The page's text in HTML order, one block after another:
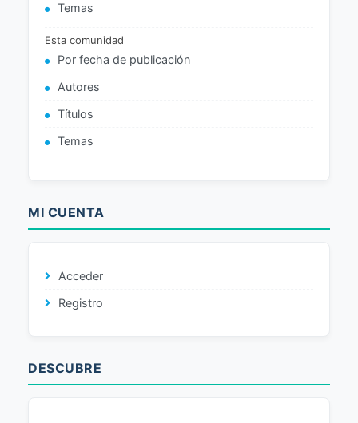
Temas
Esta comunidad
Por fecha de publicación
Autores
Títulos
Temas
MI CUENTA
Acceder
Registro
DESCUBRE